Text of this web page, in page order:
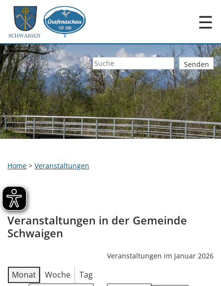
☰
Home > Veranstaltungen
Veranstaltungen in der Gemeinde
Schwaigen
Veranstaltungen im Januar 2026
Monat Woche Tag